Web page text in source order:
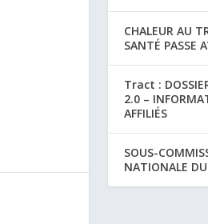
CHALEUR AU
SANTÉ PASSE
Tract :
2.0 –
AFFILIÉS
SOUS-
NATIONALE